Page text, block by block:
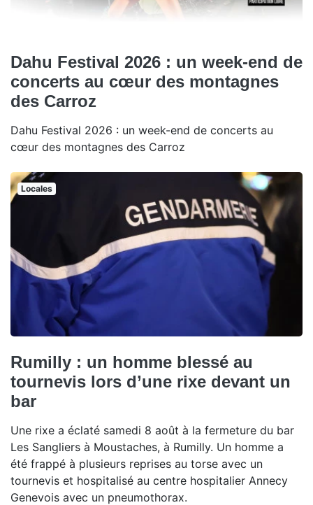
Dahu Festival 2026 : un week-end de
concerts au cœur des montagnes
des Carroz
Dahu Festival 2026 : un week-end de concerts au
cœur des montagnes des Carroz
Locales
Rumilly : un homme blessé au
tournevis lors d’une rixe devant un
bar
Une rixe a éclaté samedi 8 août à la fermeture du bar
Les Sangliers à Moustaches, à Rumilly. Un homme a
été frappé à plusieurs reprises au torse avec un
tournevis et hospitalisé au centre hospitalier Annecy
Genevois avec un pneumothorax.